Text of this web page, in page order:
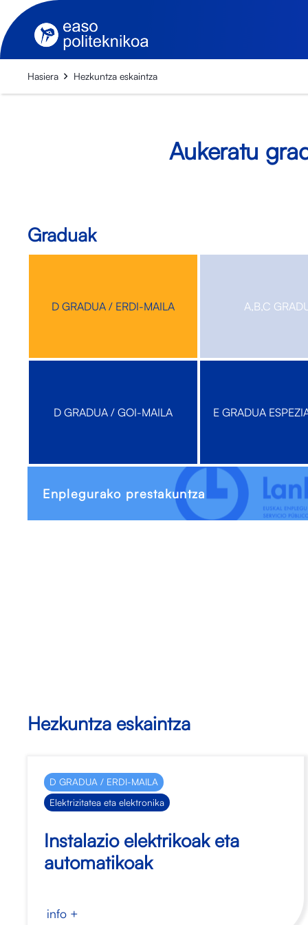
Hasiera Hezkuntza eskaintza
Aukeratu
Graduak
D GRADUA / ERDI-MAILA A,B,C
D GRADUA / GOI-MAILA E GRADUA
Enplegurako prestakuntza
Hezkuntza eskaintza
D GRADUA / ERDI-MAILA
Elektrizitatea eta elektronika
Instalazio elektrikoak eta
automatikoak
info +